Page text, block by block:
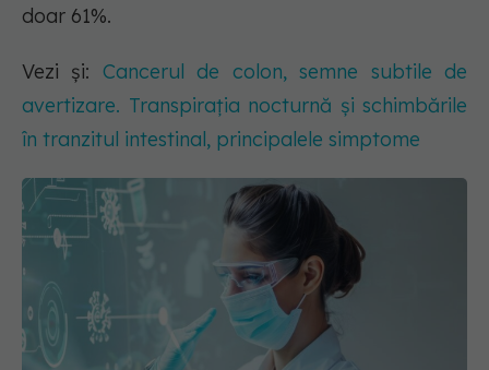
doar 61%.
Vezi și: Cancerul de colon, semne subtile de
avertizare. Transpirația nocturnă și schimbările
în tranzitul intestinal, principalele simptome